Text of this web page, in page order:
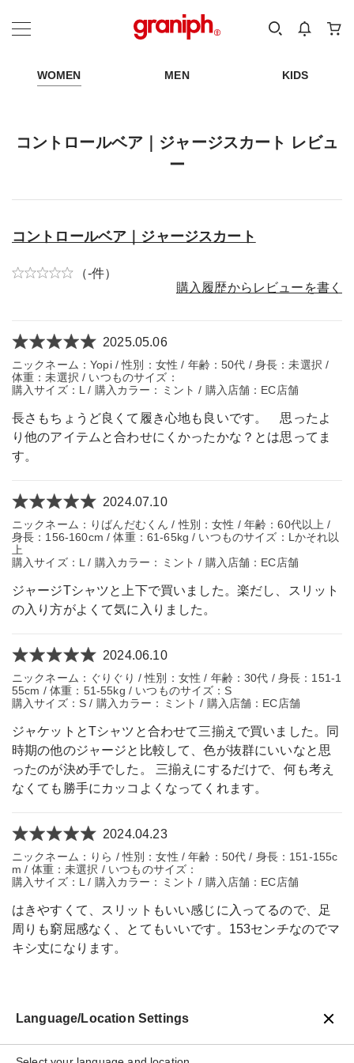
カテゴリーから探す
WOMEN MEN KIDS
コントロールベア｜ジャージスカート レビュ
ー
コントロールベア｜ジャージスカート
（-件）
購入履歴からレビューを書く
2025.05.06
ニックネーム：Yopi / 性別：女性 / 年齢：50代 / 身長：未選択 /
体重：未選択 / いつものサイズ：
購入サイズ：L / 購入カラー：ミント / 購入店舗：EC店舗
長さもちょうど良くて履き心地も良いです。 思ったよ
り他のアイテムと合わせにくかったかな？とは思ってま
す。
2024.07.10
ニックネーム：りばんだむくん / 性別：女性 / 年齢：60代以上 /
身長：156-160cm / 体重：61-65kg / いつものサイズ：Lかそれ以
上
購入サイズ：L / 購入カラー：ミント / 購入店舗：EC店舗
ジャージTシャツと上下で買いました。楽だし、スリット
の入り方がよくて気に入りました。
2024.06.10
ニックネーム：ぐりぐり / 性別：女性 / 年齢：30代 / 身長：151-1
55cm / 体重：51-55kg / いつものサイズ：S
購入サイズ：S / 購入カラー：ミント / 購入店舗：EC店舗
ジャケットとTシャツと合わせて三揃えで買いました。同
時期の他のジャージと比較して、色が抜群にいいなと思
ったのが決め手でした。 三揃えにするだけで、何も考え
なくても勝手にカッコよくなってくれます。
2024.04.23
ニックネーム：りら / 性別：女性 / 年齢：50代 / 身長：151-155c
m / 体重：未選択 / いつものサイズ：
購入サイズ：L / 購入カラー：ミント / 購入店舗：EC店舗
はきやすくて、スリットもいい感じに入ってるので、足
周りも窮屈感なく、とてもいいです。153センチなのでマ
キシ丈になります。
Language/Location Settings